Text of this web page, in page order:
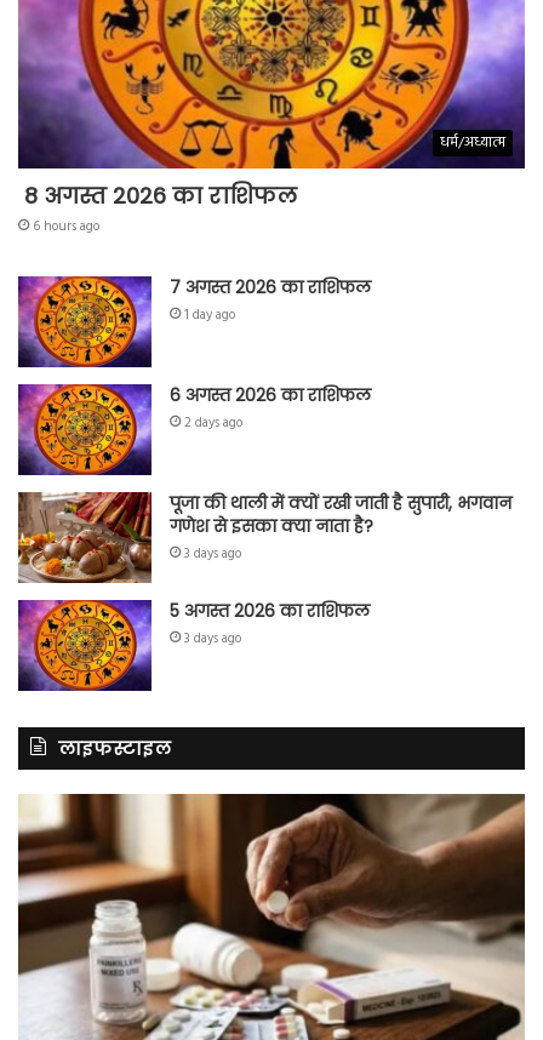
धर्म/अध्यात्म
8 अगस्त 2026 का राशिफल
6 hours ago
7 अगस्त 2026 का राशिफल
1 day ago
6 अगस्त 2026 का राशिफल
2 days ago
पूजा की थाली में क्यों रखी जाती है सुपारी, भगवान
गणेश से इसका क्या नाता है?
3 days ago
5 अगस्त 2026 का राशिफल
3 days ago
लाइफस्टाइल